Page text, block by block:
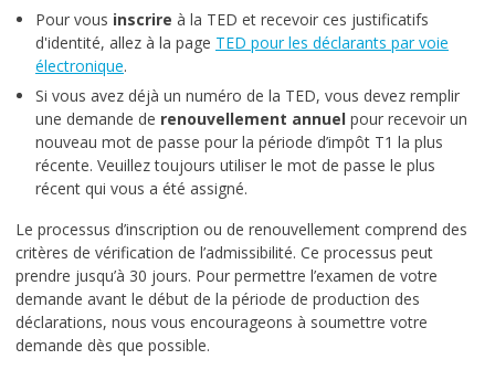
Pour vous inscrire à la TED et recevoir ces justificatifs
d'identité, allez à la page TED pour les déclarants par voie
électronique.
Si vous avez déjà un numéro de la TED, vous devez remplir
une demande de renouvellement annuel pour recevoir un
nouveau mot de passe pour la période d’impôt T1 la plus
récente. Veuillez toujours utiliser le mot de passe le plus
récent qui vous a été assigné.
Le processus d’inscription ou de renouvellement comprend des
critères de vérification de l’admissibilité. Ce processus peut
prendre jusqu’à 30 jours. Pour permettre l’examen de votre
demande avant le début de la période de production des
déclarations, nous vous encourageons à soumettre votre
demande dès que possible.